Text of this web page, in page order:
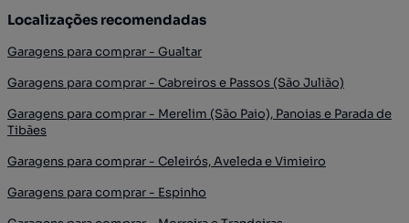
Localizações recomendadas
Garagens para comprar - Gualtar
Garagens para comprar - Cabreiros e Passos (São Julião)
Garagens para comprar - Merelim (São Paio), Panoias e Parada de
Tibães
Garagens para comprar - Celeirós, Aveleda e Vimieiro
Garagens para comprar - Espinho